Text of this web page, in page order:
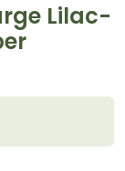
Lilac-